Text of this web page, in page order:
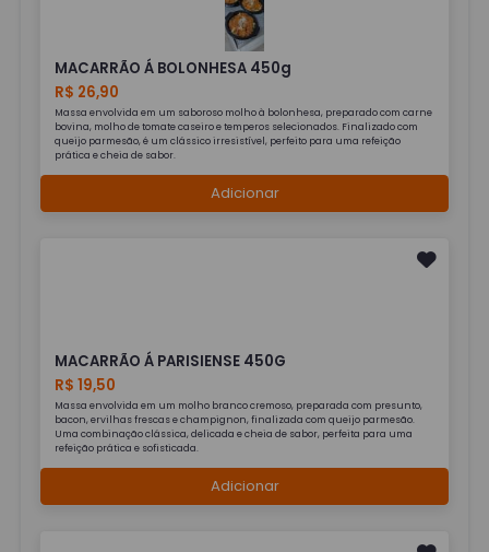
MACARRÃO Á BOLONHESA 450g
R$ 26,90
Massa envolvida em um saboroso molho à bolonhesa, preparado com carne
bovina, molho de tomate caseiro e temperos selecionados. Finalizado com
queijo parmesão, é um clássico irresistível, perfeito para uma refeição
prática e cheia de sabor.
Adicionar
MACARRÃO Á PARISIENSE 450G
R$ 19,50
Massa envolvida em um molho branco cremoso, preparada com presunto,
bacon, ervilhas frescas e champignon, finalizada com queijo parmesão.
Uma combinação clássica, delicada e cheia de sabor, perfeita para uma
refeição prática e sofisticada.
Adicionar